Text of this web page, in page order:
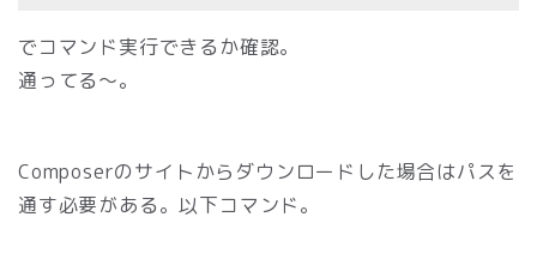
でコマンド実行できるか確認。
通ってる〜。
Composerのサイトからダウンロードした場合はパスを
通す必要がある。以下コマンド。